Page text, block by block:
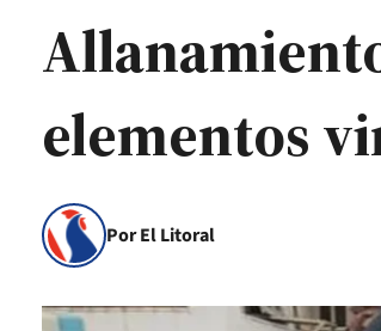
elementos
Por El Litoral